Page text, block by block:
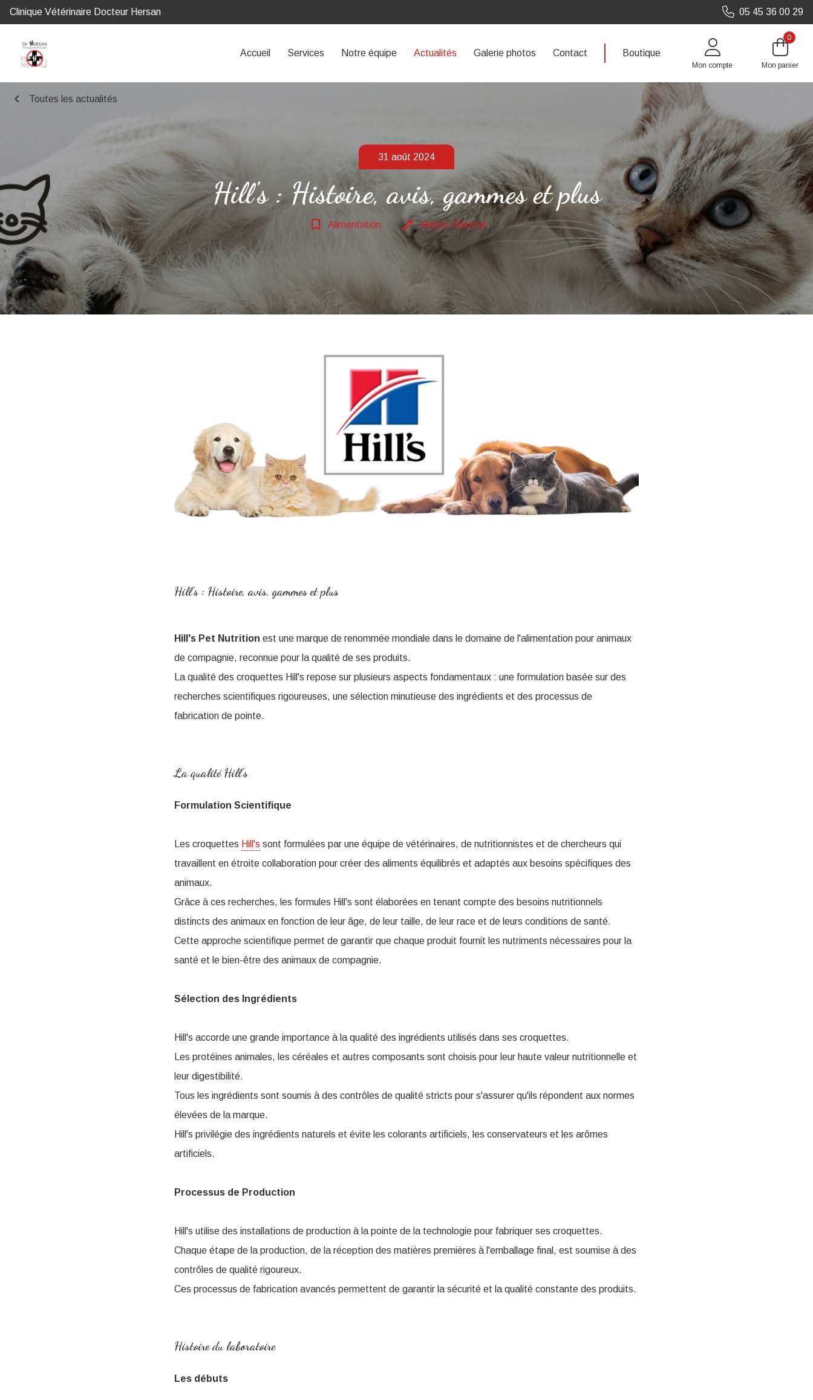
Clinique Vétérinaire Docteur Hersan 05 45 36 00 29
Accueil Services Notre équipe Actualités Galerie photos Contact Boutique
Mon compte
0
Mon panier
chevron_left Toutes les actualités
31 août 2024
Hill's : Histoire, avis, gammes et plus
bookmark_border Alimentation edit Mélany Marchal
Hill's : Histoire, avis, gammes et plus
Hill's Pet Nutrition est une marque de renommée mondiale dans le domaine de l'alimentation pour animaux
de compagnie, reconnue pour la qualité de ses produits.
La qualité des croquettes Hill's repose sur plusieurs aspects fondamentaux : une formulation basée sur des
recherches scientifiques rigoureuses, une sélection minutieuse des ingrédients et des processus de
fabrication de pointe.
La qualité Hill's
Formulation Scientifique
Les croquettes Hill's sont formulées par une équipe de vétérinaires, de nutritionnistes et de chercheurs qui
travaillent en étroite collaboration pour créer des aliments équilibrés et adaptés aux besoins spécifiques des
animaux.
Grâce à ces recherches, les formules Hill's sont élaborées en tenant compte des besoins nutritionnels
distincts des animaux en fonction de leur âge, de leur taille, de leur race et de leurs conditions de santé.
Cette approche scientifique permet de garantir que chaque produit fournit les nutriments nécessaires pour la
santé et le bien-être des animaux de compagnie.
Sélection des Ingrédients
Hill's accorde une grande importance à la qualité des ingrédients utilisés dans ses croquettes.
Les protéines animales, les céréales et autres composants sont choisis pour leur haute valeur nutritionnelle et
leur digestibilité.
Tous les ingrédients sont soumis à des contrôles de qualité stricts pour s'assurer qu'ils répondent aux normes
élevées de la marque.
Hill's privilégie des ingrédients naturels et évite les colorants artificiels, les conservateurs et les arômes
artificiels.
Processus de Production
Hill's utilise des installations de production à la pointe de la technologie pour fabriquer ses croquettes.
Chaque étape de la production, de la réception des matières premières à l'emballage final, est soumise à des
contrôles de qualité rigoureux.
Ces processus de fabrication avancés permettent de garantir la sécurité et la qualité constante des produits.
Histoire du laboratoire
Les débuts